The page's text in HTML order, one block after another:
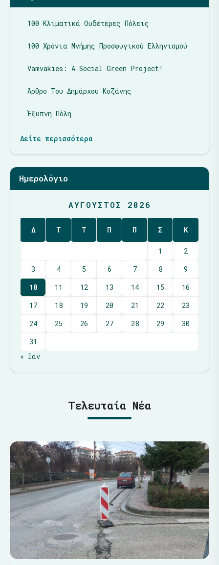
100 Κλιματικά Ουδέτερες Πόλεις
100 Χρόνια Μνήμης Προσφυγικού Ελληνισμού
Vamvakies: A Social Green Project!
Άρθρο Του Δημάρχου Κοζάνης
Έξυπνη Πόλη
Δείτε περισσότερα
Ημερολόγιο
ΑΎΓΟΥΣΤΟΣ 2026
Δ Τ Τ Π Π Σ Κ
1
2
3
4 5 6 7 8
9
10
11 12 13 14 15
16
17
18 19 20 21 22
23
24
25 26 27 28 29
30
31
« Ιαν
Τελευταία Νέα